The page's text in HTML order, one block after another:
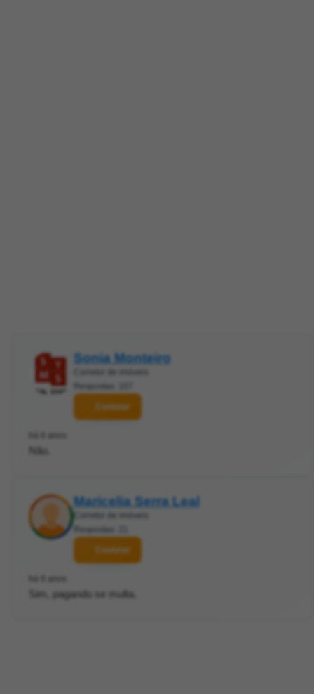
Sonia Monteiro
Corretor de imóveis
Respostas: 107
Contatar
há 6 anos
Não.
Maricelia Serra Leal
Corretor de imóveis
Respostas: 21
Contatar
há 6 anos
Sim, pagando se multa.